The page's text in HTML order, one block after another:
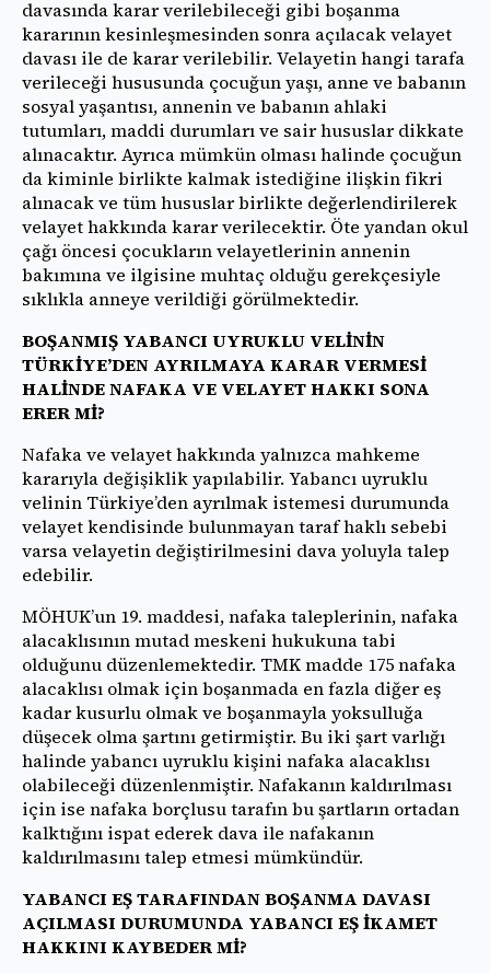
davasında karar verilebileceği gibi boşanma
kararının kesinleşmesinden sonra açılacak velayet
davası ile de karar verilebilir. Velayetin hangi tarafa
verileceği hususunda çocuğun yaşı, anne ve babanın
sosyal yaşantısı, annenin ve babanın ahlaki
tutumları, maddi durumları ve sair hususlar dikkate
alınacaktır. Ayrıca mümkün olması halinde çocuğun
da kiminle birlikte kalmak istediğine ilişkin fikri
alınacak ve tüm hususlar birlikte değerlendirilerek
velayet hakkında karar verilecektir. Öte yandan okul
çağı öncesi çocukların velayetlerinin annenin
bakımına ve ilgisine muhtaç olduğu gerekçesiyle
sıklıkla anneye verildiği görülmektedir.
BOŞANMIŞ YABANCI UYRUKLU VELİNİN
TÜRKİYE’DEN AYRILMAYA KARAR VERMESİ
HALİNDE NAFAKA VE VELAYET HAKKI SONA
ERER Mİ?
Nafaka ve velayet hakkında yalnızca mahkeme
kararıyla değişiklik yapılabilir. Yabancı uyruklu
velinin Türkiye’den ayrılmak istemesi durumunda
velayet kendisinde bulunmayan taraf haklı sebebi
varsa velayetin değiştirilmesini dava yoluyla talep
edebilir.
MÖHUK’un 19. maddesi, nafaka taleplerinin, nafaka
alacaklısının mutad meskeni hukukuna tabi
olduğunu düzenlemektedir. TMK madde 175 nafaka
alacaklısı olmak için boşanmada en fazla diğer eş
kadar kusurlu olmak ve boşanmayla yoksulluğa
düşecek olma şartını getirmiştir. Bu iki şart varlığı
halinde yabancı uyruklu kişini nafaka alacaklısı
olabileceği düzenlenmiştir. Nafakanın kaldırılması
için ise nafaka borçlusu tarafın bu şartların ortadan
kalktığını ispat ederek dava ile nafakanın
kaldırılmasını talep etmesi mümkündür.
YABANCI EŞ TARAFINDAN BOŞANMA DAVASI
AÇILMASI DURUMUNDA YABANCI EŞ İKAMET
HAKKINI KAYBEDER Mİ?